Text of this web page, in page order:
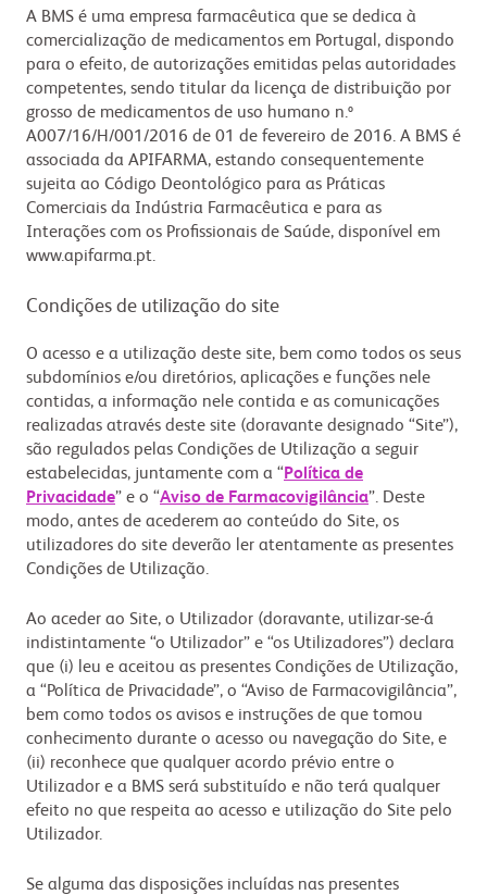
A BMS é uma empresa farmacêutica que se dedica à
comercialização de medicamentos em Portugal, dispondo
para o efeito, de autorizações emitidas pelas autoridades
competentes, sendo titular da licença de distribuição por
grosso de medicamentos de uso humano n.º
A007/16/H/001/2016 de 01 de fevereiro de 2016. A BMS é
associada da APIFARMA, estando consequentemente
sujeita ao Código Deontológico para as Práticas
Comerciais da Indústria Farmacêutica e para as
Interações com os Profissionais de Saúde, disponível em
www.apifarma.pt.
Condições de utilização do site
O acesso e a utilização deste site, bem como todos os seus
subdomínios e/ou diretórios, aplicações e funções nele
contidas, a informação nele contida e as comunicações
realizadas através deste site (doravante designado “Site”),
são regulados pelas Condições de Utilização a seguir
estabelecidas, juntamente com a “ Política de
Privacidade” e o “Aviso de Farmacovigilância”. Deste
modo, antes de acederem ao conteúdo do Site, os
utilizadores do site deverão ler atentamente as presentes
Condições de Utilização.
Ao aceder ao Site, o Utilizador (doravante, utilizar-se-á
indistintamente “o Utilizador” e “os Utilizadores”) declara
que (i) leu e aceitou as presentes Condições de Utilização,
a “Política de Privacidade”, o “Aviso de Farmacovigilância”,
bem como todos os avisos e instruções de que tomou
conhecimento durante o acesso ou navegação do Site, e
(ii) reconhece que qualquer acordo prévio entre o
Utilizador e a BMS será substituído e não terá qualquer
efeito no que respeita ao acesso e utilização do Site pelo
Utilizador.
Se alguma das disposições incluídas nas presentes